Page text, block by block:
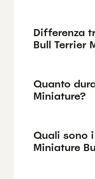
Differenza
Bull Terrier
Quanto
Miniature?
Quali sono
Miniature